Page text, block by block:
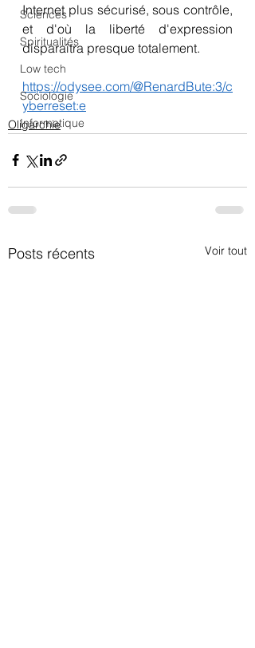
Sciences
Spiritualités
Low tech
Sociologie
Informatique
Internet plus sécurisé, sous contrôle,
et d'où la liberté d'expression
disparaîtra presque totalement.
https://odysee.com/@RenardBute:3/c
yberreset:e
Oligarchie
Posts récents Voir tout